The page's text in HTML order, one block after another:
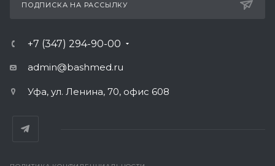
ПОДПИСКА НА РАССЫЛКУ
+7 (347) 294-90-00
admin@bashmed.ru
Уфа, ул. Ленина, 70, офис 608